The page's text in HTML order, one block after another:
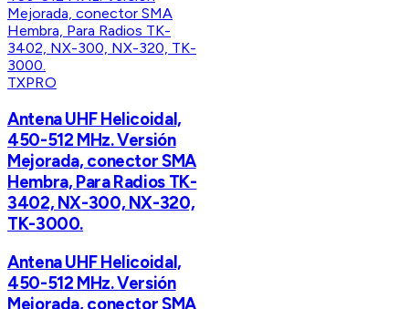
TXPRO
Antena UHF Helicoidal,
450-512 MHz. Versión
Mejorada, conector SMA
Hembra, Para Radios TK-
3402, NX-300, NX-320,
TK-3000.
Antena UHF Helicoidal,
450-512 MHz. Versión
Mejorada, conector SMA